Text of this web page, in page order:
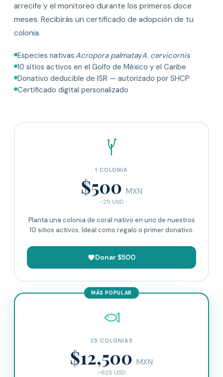
arrecife y el monitoreo durante los primeros doce
meses. Recibirás un certificado de adopción de tu
colonia.
Especies nativas:Acropora palmatayA. cervicornis
10 sitios activos en el Golfo de México y el Caribe
Donativo deducible de ISR — autorizado por SHCP
Certificado digital personalizado
1 COLONIA
$500 MXN
~25 USD
Planta una colonia de coral nativo en uno de nuestros
10 sitios activos. Ideal como regalo o primer donativo.
Donar $500
MÁS POPULAR
25 COLONIAS
$12,500 MXN
~625 USD